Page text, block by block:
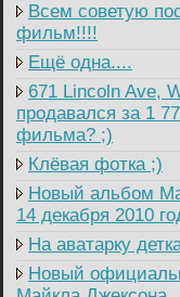
Всем советую
фильм!!!!
Ещё одна....
671 Lincoln Ave,
продавался за 1
фильма? ;)
Клёвая фотка ;)
Новый альбом
14 декабря 2010
На аватарку
Новый